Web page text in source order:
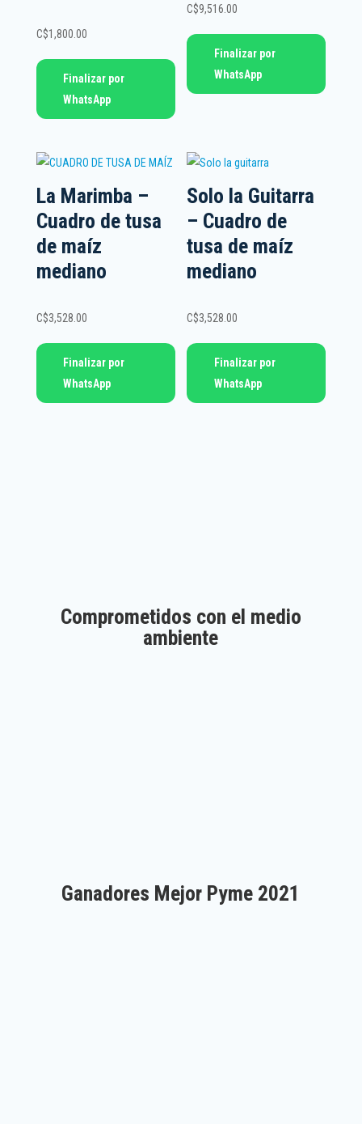
C$1,800.00
Finalizar por
WhatsApp
C$9,516.00
Finalizar por
WhatsApp
La Marimba –
Cuadro de tusa
de maíz
mediano
C$3,528.00
Finalizar por
WhatsApp
Solo la Guitarra
– Cuadro de
tusa de maíz
mediano
C$3,528.00
Finalizar por
WhatsApp
Comprometidos con el medio
ambiente
Ganadores Mejor Pyme 2021